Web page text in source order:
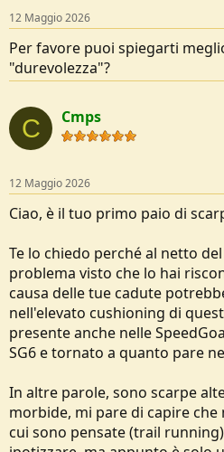
12 Maggio 2026
Per favore puoi spiegarti
"durevolezza"?
C Cmps
12 Maggio 2026
Ciao, è il tuo primo paio di
Te lo chiedo perché al netto
problema visto che lo hai
causa delle tue cadute
nell'elevato cushioning di
presente anche nelle
SG6 e tornato a quanto pare
In altre parole, sono scarpe
morbide, mi pare di capire
cui sono pensate (trail